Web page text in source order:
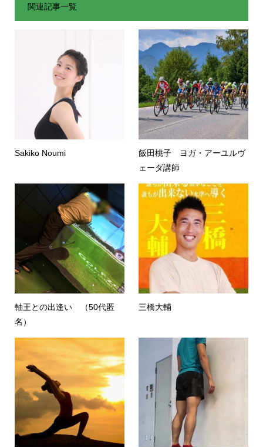
関連記事一覧
Sakiko Noumi
飯田桃子 ヨガ・アーユルヴ
ェーダ講師
軸王との出逢い （50代匿
名）
三橋大輔